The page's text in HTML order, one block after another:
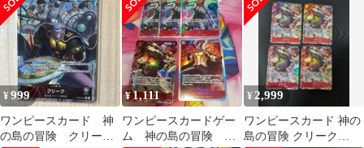
パック
¥999
ワンピースカード 神
の島の冒険 クリー
¥1,111
ワンピースカードゲー
ム 神の島の冒険 ク
¥2,999
ワンピースカード 神の
島の冒険 クリーク